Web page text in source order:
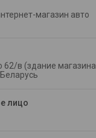
магазин авто
62/в (здание магазина